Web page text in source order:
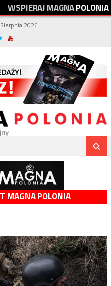
WSPIERAJMAGNAPOLONIA
2026
MAGNA POLONIA